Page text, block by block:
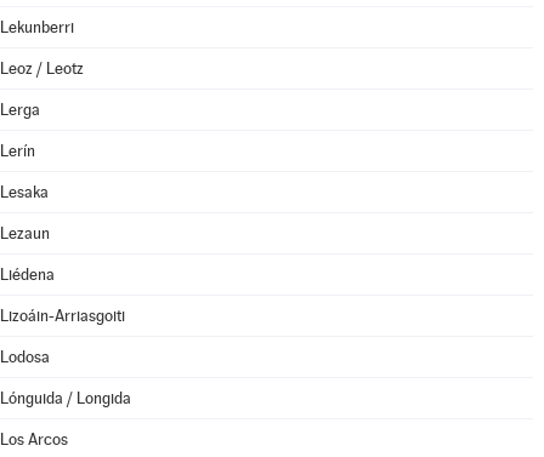
Lekunberri
Leoz / Leotz
Lerga
Lerín
Lesaka
Lezaun
Liédena
Lizoáin-Arriasgoiti
Lodosa
Lónguida / Longida
Los Arcos